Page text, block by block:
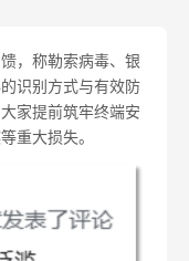
，称勒索病毒、银
识别方式与有效防
家提前筑牢终端安
重大损失。